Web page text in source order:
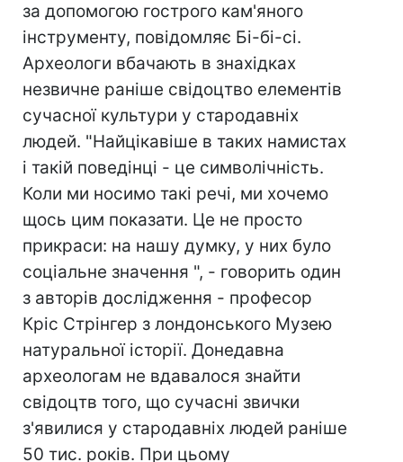
за допомогою гострого кам'яного
інструменту, повідомляє Бі-бі-сі.
Археологи вбачають в знахідках
незвичне раніше свідоцтво елементів
сучасної культури у стародавніх
людей. "Найцікавіше в таких намистах
і такій поведінці - це символічність.
Коли ми носимо такі речі, ми хочемо
щось цим показати. Це не просто
прикраси: на нашу думку, у них було
соціальне значення ", - говорить один
з авторів дослідження - професор
Кріс Стрінгер з лондонського Музею
натуральної історії. Донедавна
археологам не вдавалося знайти
свідоцтв того, що сучасні звички
з'явилися у стародавніх людей раніше
50 тис. років. При цьому